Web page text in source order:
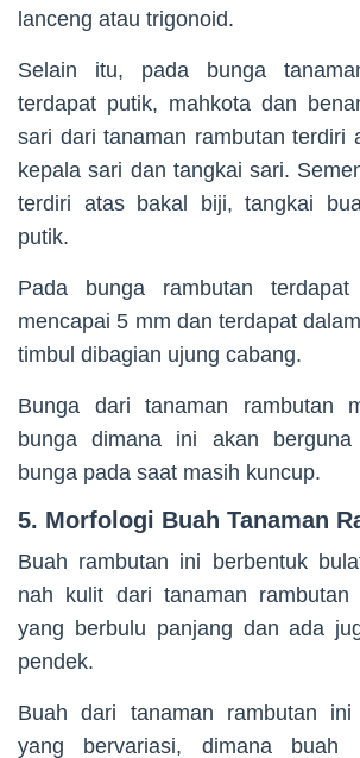
lanceng atau trigonoid.
Selain itu, pada bunga
terdapat putik, mahkota dan
sari dari tanaman rambutan terdiri
kepala sari dan tangkai sari.
terdiri atas bakal biji, tangkai
putik.
Pada bunga rambutan
mencapai 5 mm dan terdapat
timbul dibagian ujung cabang.
Bunga dari tanaman rambutan
bunga dimana ini akan berguna
bunga pada saat masih kuncup.
5. Morfologi Buah Tanaman
Buah rambutan ini berbentuk
nah kulit dari tanaman
yang berbulu panjang dan ada
pendek.
Buah dari tanaman rambutan
yang bervariasi, dimana buah